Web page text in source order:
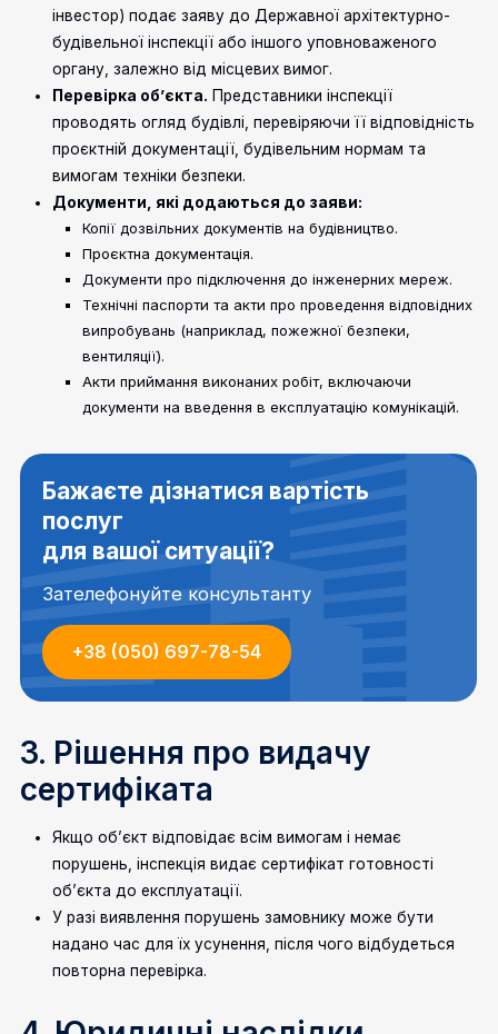
інвестор) подає заяву до Державної архітектурно-
будівельної інспекції або іншого уповноваженого
органу, залежно від місцевих вимог.
Перевірка об’єкта. Представники інспекції
проводять огляд будівлі, перевіряючи її відповідність
проєктній документації, будівельним нормам та
вимогам техніки безпеки.
Документи, які додаються до заяви:
Копії дозвільних документів на будівництво.
Проєктна документація.
Документи про підключення до інженерних мереж.
Технічні паспорти та акти про проведення відповідних
випробувань (наприклад, пожежної безпеки,
вентиляції).
Акти приймання виконаних робіт, включаючи
документи на введення в експлуатацію комунікацій.
Бажаєте дізнатися вартість
послуг
для вашої ситуації?
Зателефонуйте консультанту
+38 (050) 697-78-54
3. Рішення про видачу
сертифіката
Якщо об’єкт відповідає всім вимогам і немає
порушень, інспекція видає сертифікат готовності
об’єкта до експлуатації.
У разі виявлення порушень замовнику може бути
надано час для їх усунення, після чого відбудеться
повторна перевірка.